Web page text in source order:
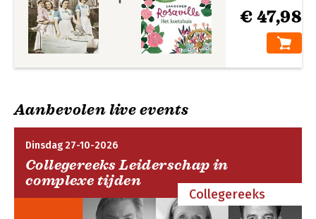
€ 47,98
Aanbevolen live events
Dinsdag 27-10-2026
Collegereeks Leiderschap in
complexe tijden
Collegereeks